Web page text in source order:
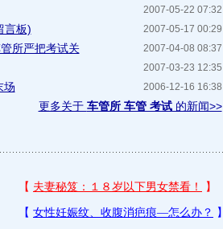
2007-05-22 07:32
2007-05-17 00:29
言板)
2007-04-08 08:37
所严把考试关
2007-03-23 12:35
2006-12-16 16:38
场
更多关于 车管所 车管 考试的新闻>>